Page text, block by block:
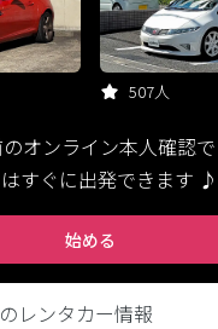
507人
オンライン本人確認で
すぐに出発できます ♪
始める
レンタカー情報